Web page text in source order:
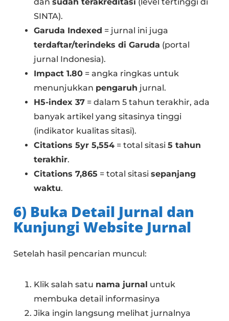
dansudah terakreditasi (level tertinggi di
SINTA).
Garuda Indexed = jurnal ini juga
terdaftar/terindeks di Garuda (portal
jurnal Indonesia).
Impact 1.80 = angka ringkas untuk
menunjukkan pengaruh jurnal.
H5-index 37 = dalam 5 tahun terakhir, ada
banyak artikel yang sitasinya tinggi
(indikator kualitas sitasi).
Citations 5yr 5,554 = total sitasi5 tahun
terakhir.
Citations 7,865 = total sitasisepanjang
waktu.
6) Buka Detail Jurnal dan
Kunjungi Website Jurnal
Setelah hasil pencarian muncul:
Klik salah satu nama jurnal untuk
membuka detail informasinya
Jika ingin langsung melihat jurnalnya